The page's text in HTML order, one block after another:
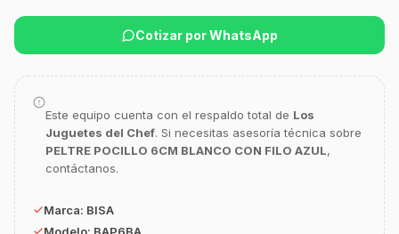
Cotizar por WhatsApp
Este equipo cuenta con el respaldo total de Los
Juguetes del Chef. Si necesitas asesoría técnica sobre
PELTRE POCILLO 6CM BLANCO CON FILO AZUL,
contáctanos.
Marca: BISA
GastroBot
Asesor Chef Online
de cocina profesional de GastroArt.